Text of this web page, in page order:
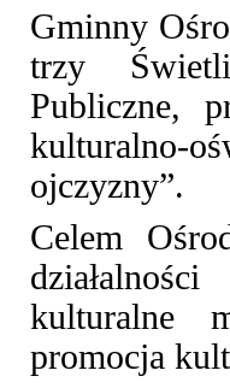
Gminny
trzy
Publiczne,
kulturalno-
ojczyzny”.
Celem
kulturalne
promocja